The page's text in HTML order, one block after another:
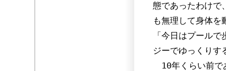
態であったわけで
も無理して身体を
「今日はプール
ジーでゆっくりす
10年くらい前で